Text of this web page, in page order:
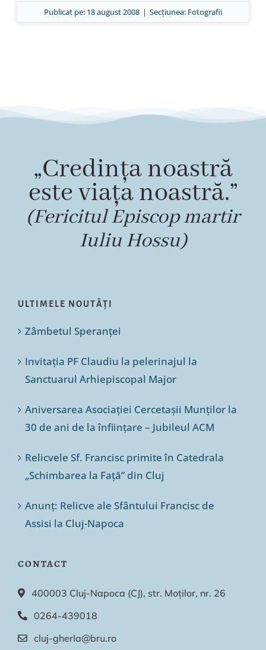
Publicat pe: 18 august 2008 | Secțiunea: Fotografii
„Credința noastră
este viața noastră.”
(Fericitul Episcop martir
Iuliu Hossu)
ULTIMELE NOUTĂȚI
Zâmbetul Speranței
Invitația PF Claudiu la pelerinajul la
Sanctuarul Arhiepiscopal Major
Aniversarea Asociației Cercetașii Munților la
30 de ani de la înființare – Jubileul ACM
Relicvele Sf. Francisc primite în Catedrala
„Schimbarea la Față” din Cluj
Anunț: Relicve ale Sfântului Francisc de
Assisi la Cluj-Napoca
CONTACT
400003 Cluj-Napoca (CJ), str. Moților, nr. 26
0264-439018
cluj-gherla@bru.ro